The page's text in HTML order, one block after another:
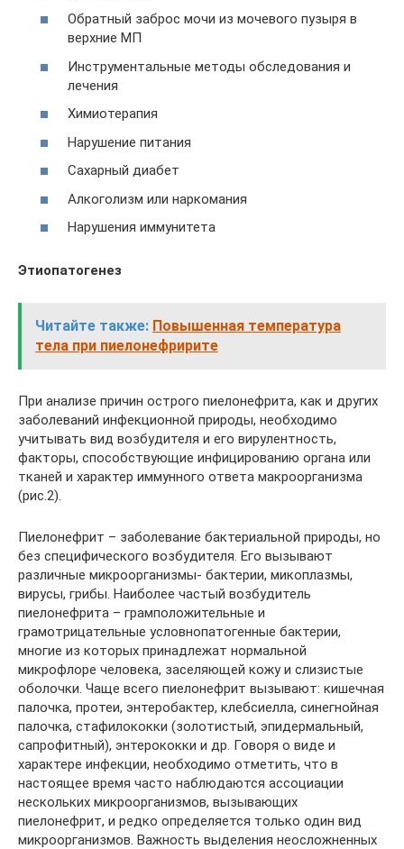
Обратный заброс мочи из мочевого пузыря в
верхние МП
Инструментальные методы обследования и
лечения
Химиотерапия
Нарушение питания
Сахарный диабет
Алкоголизм или наркомания
Нарушения иммунитета
Этиопатогенез
Читайте также: Повышенная температура
тела при пиелонефририте
При анализе причин острого пиелонефрита, как и других
заболеваний инфекционной природы, необходимо
учитывать вид возбудителя и его вирулентность,
факторы, способствующие инфицированию органа или
тканей и характер иммунного ответа макроорганизма
(рис.2).
Пиелонефрит – заболевание бактериальной природы, но
без специфического возбудителя. Его вызывают
различные микроорганизмы- бактерии, микоплазмы,
вирусы, грибы. Наиболее частый возбудитель
пиелонефрита – грамположительные и
грамотрицательные условнопатогенные бактерии,
многие из которых принадлежат нормальной
микрофлоре человека, заселяющей кожу и слизистые
оболочки. Чаще всего пиелонефрит вызывают: кишечная
палочка, протеи, энтеробактер, клебсиелла, синегнойная
палочка, стафилококки (золотистый, эпидермальный,
сапрофитный), энтерококки и др. Говоря о виде и
характере инфекции, необходимо отметить, что в
настоящее время часто наблюдаются ассоциации
нескольких микроорганизмов, вызывающих
пиелонефрит, и редко определяется только один вид
микроорганизмов. Важность выделения неосложненных